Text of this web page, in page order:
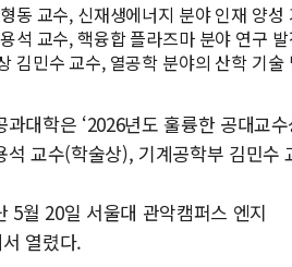
동 교수, 신재생에너지 분야 인재 양성
석 교수, 핵융합 플라즈마 분야 연구
김민수 교수, 열공학 분야의 산학 기술
과대학은 ‘2026년도 훌륭한 공대교
석 교수(학술상), 기계공학부 김민수
5월 20일 서울대 관악캠퍼스 엔지
열렸다.